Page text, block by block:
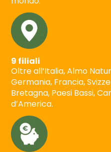
9 filiali
Oltre all’Italia, Almo
Germania, Francia,
Bretagna, Paesi Bassi,
d’America.